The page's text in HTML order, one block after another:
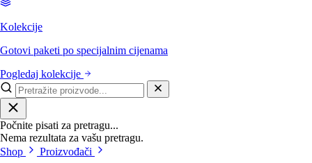
Kolekcije
Gotovi paketi po specijalnim cijenama
Pogledaj kolekcije
Počnite pisati za pretragu...
Nema rezultata za vašu pretragu.
Shop
Proizvođači